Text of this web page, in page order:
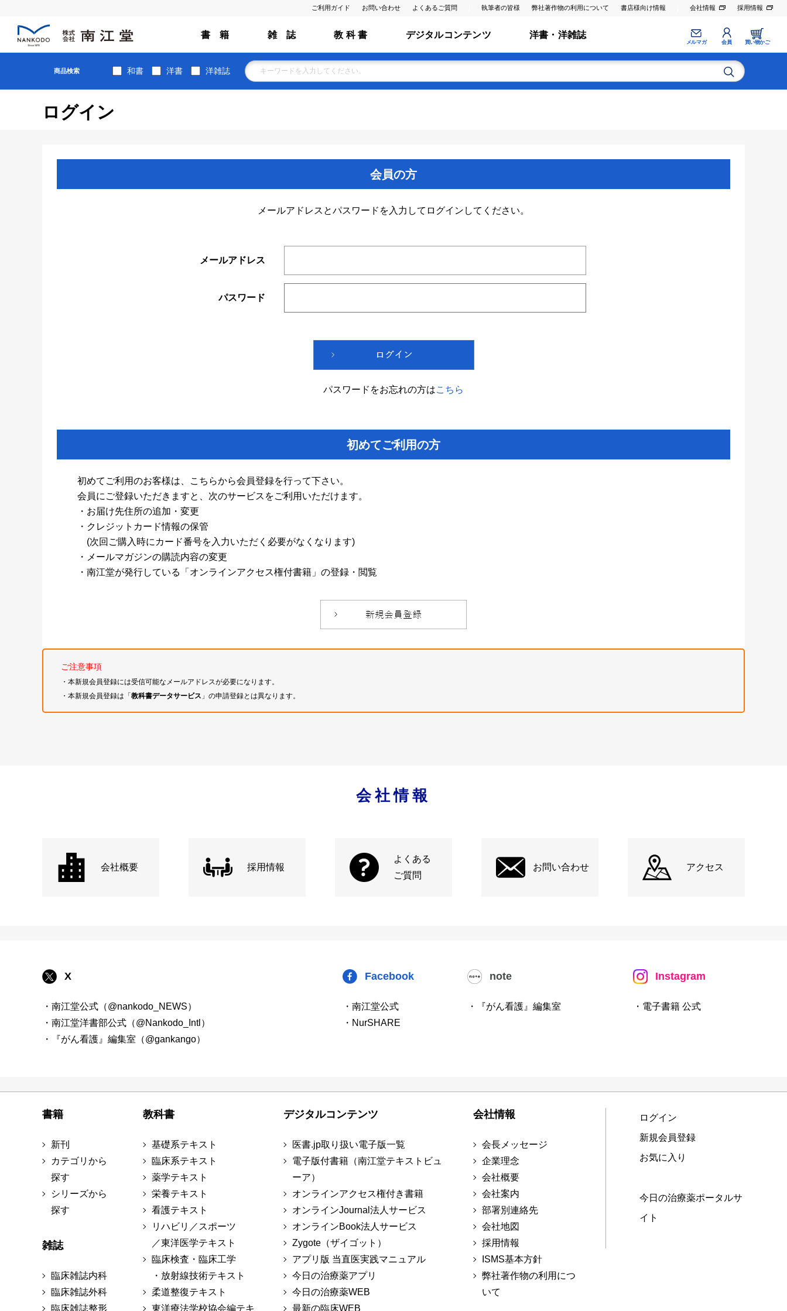
ご利用ガイド お問い合わせ よくあるご質問 執筆者の皆様 弊社著作物の利用について 書店様向け情報 会社情報 採用情報
書 籍 雑 誌 教 科 書 デジタルコンテンツ 洋書・洋雑誌
メルマガ 会員 買い物かご
商品検索 和書 洋書 洋雑誌
ログイン
会員の方
メールアドレスとパスワードを入力してログインしてください。
メールアドレス
パスワード
パスワードをお忘れの方はこちら
初めてご利用の方
初めてご利用のお客様は、こちらから会員登録を行って下さい。
会員にご登録いただきますと、次のサービスをご利用いただけます。
・お届け先住所の追加・変更
・クレジットカード情報の保管
(次回ご購入時にカード番号を入力いただく必要がなくなります)
・メールマガジンの購読内容の変更
・南江堂が発行している「オンラインアクセス権付書籍」の登録・閲覧
ご注意事項
・本新規会員登録には受信可能なメールアドレスが必要になります。
・本新規会員登録は「教科書データサービス 」の申請登録とは異なります。
会社情報
会社概要 採用情報
よくある
ご質問
お問い合わせ アクセス
X
・南江堂公式（@nankodo_NEWS）
・南江堂洋書部公式（@Nankodo_Intl）
・『がん看護』編集室（@gankango）
Facebook
・南江堂公式
・NurSHARE
note
・『がん看護』編集室
Instagram
・電子書籍 公式
書籍
新刊
カテゴリから
探す
シリーズから
探す
雑誌
臨床雑誌内科
臨床雑誌外科
臨床雑誌整形
教科書
基礎系テキスト
臨床系テキスト
薬学テキスト
栄養テキスト
看護テキスト
リハビリ／スポーツ
／東洋医学テキスト
臨床検査・臨床工学
・放射線技術テキスト
柔道整復テキスト
東洋療法学校協会編テキ
デジタルコンテンツ
医書.jp取り扱い電子版一覧
電子版付書籍（南江堂テキストビュ
ーア）
オンラインアクセス権付き書籍
オンラインJournal法人サービス
オンラインBook法人サービス
Zygote（ザイゴット）
アプリ版 当直医実践マニュアル
今日の治療薬アプリ
今日の治療薬WEB
最新の臨床WEB
会社情報
会長メッセージ
企業理念
会社概要
会社案内
部署別連絡先
会社地図
採用情報
ISMS基本方針
弊社著作物の利用につ
いて
ログイン
新規会員登録
お気に入り
今日の治療薬ポータルサ
イト